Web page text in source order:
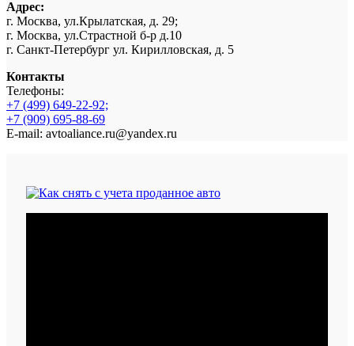
Адрес:
г. Москва, ул.Крылатская, д. 29;
г. Москва, ул.Страстной б-р д.10
г. Санкт-Петербург ул. Кирилловская, д. 5
Контакты
Телефоны:
+7 (499) 649-22-92;
+7 (909) 695-88-69
E-mail: avtoaliance.ru@yandex.ru